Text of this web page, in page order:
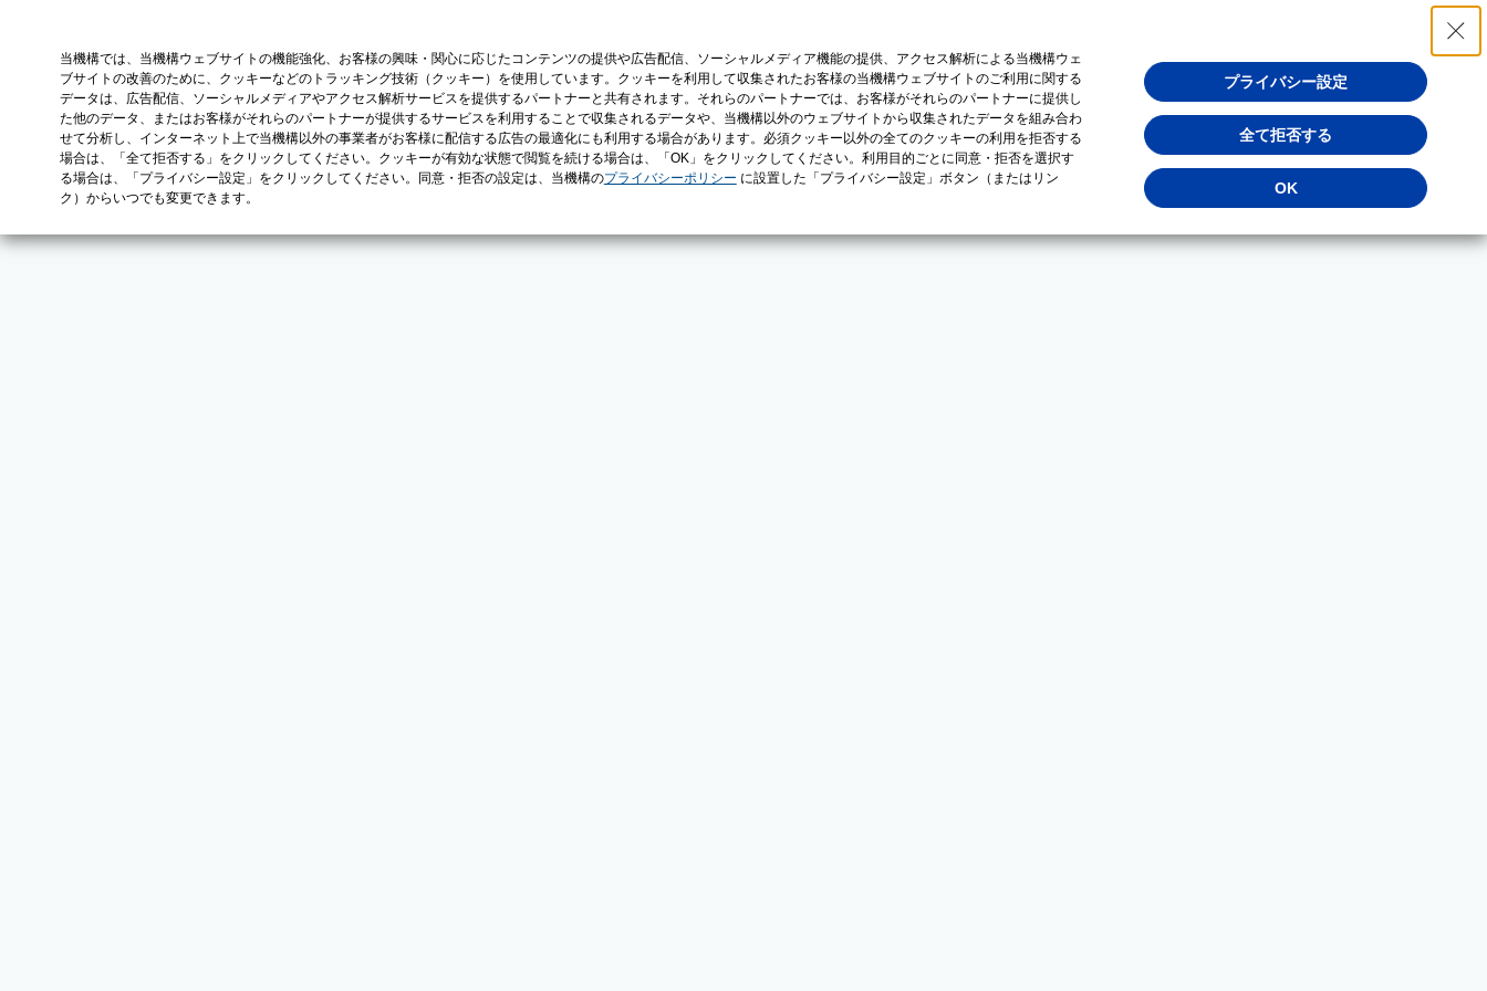
当機構では、当機構ウェブサイトの機能強化、お客様の興味・関心に応じたコンテンツの提供や広告配信、ソーシャルメディア機能の提供、アクセス解析による当機構ウェ
ブサイトの改善のために、クッキーなどのトラッキング技術（クッキー）を使用しています。クッキーを利用して収集されたお客様の当機構ウェブサイトのご利用に関する
データは、広告配信、ソーシャルメディアやアクセス解析サービスを提供するパートナーと共有されます。それらのパートナーでは、お客様がそれらのパートナーに提供し
た他のデータ、またはお客様がそれらのパートナーが提供するサービスを利用することで収集されるデータや、当機構以外のウェブサイトから収集されたデータを組み合わ
せて分析し、インターネット上で当機構以外の事業者がお客様に配信する広告の最適化にも利用する場合があります。必須クッキー以外の全てのクッキーの利用を拒否する
場合は、「全て拒否する」をクリックしてください。クッキーが有効な状態で閲覧を続ける場合は、「OK」をクリックしてください。利用目的ごとに同意・拒否を選択す
る場合は、「プライバシー設定」をクリックしてください。同意・拒否の設定は、当機構のプライバシーポリシー に設置した「プライバシー設定」ボタン（またはリン
ク）からいつでも変更できます。
プライバシー設定
全て拒否する
OK